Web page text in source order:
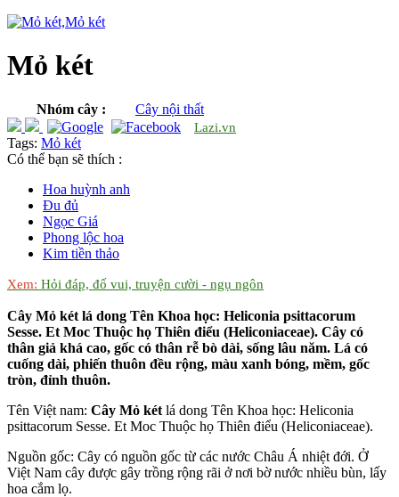
Mỏ két
Nhóm cây : Cây nội thất
Lazi.vn
Tags: Mỏ két
Có thể bạn sẽ thích :
Hoa huỳnh anh
Đu đủ
Ngọc Giá
Phong lộc hoa
Kim tiền thảo
Xem: Hỏi đáp, đố vui, truyện cười - ngụ ngôn
Cây Mỏ két lá dong Tên Khoa học: Heliconia psittacorum
Sesse. Et Moc Thuộc họ Thiên điểu (Heliconiaceae). Cây có
thân giả khá cao, gốc có thân rễ bò dài, sống lâu năm. Lá có
cuống dài, phiến thuôn đều rộng, màu xanh bóng, mềm, gốc
tròn, đỉnh thuôn.
Tên Việt nam: Cây Mỏ két lá dong Tên Khoa học: Heliconia
psittacorum Sesse. Et Moc Thuộc họ Thiên điểu (Heliconiaceae).
Nguồn gốc: Cây có nguồn gốc từ các nước Châu Á nhiệt đới. Ở
Việt Nam cây được gây trồng rộng rãi ở nơi bờ nước nhiều bùn, lấy
hoa cắm lọ.